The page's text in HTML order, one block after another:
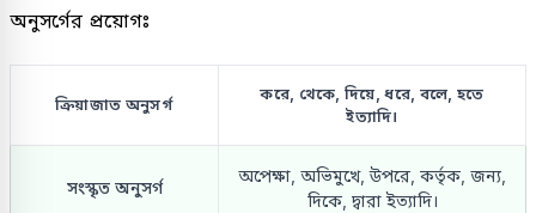
অনুসর্গের প্রয়োগঃ
ক্রিয়াজাত অনুসর্গ
করে, থেকে, দিয়ে, ধরে, বলে, হতে
ইত্যাদি।
সংস্কৃত অনুসর্গ
অপেক্ষা, অভিমুখে, উপরে, কর্তৃক, জন্য,
দিকে, দ্বারা ইত্যাদি।